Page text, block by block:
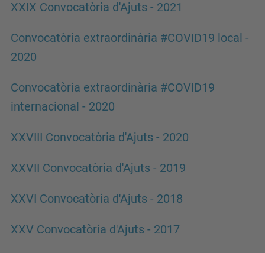
XXIX Convocatòria d'Ajuts - 2021
Convocatòria extraordinària #COVID19 local -
2020
Convocatòria extraordinària #COVID19
internacional - 2020
XXVIII Convocatòria d'Ajuts - 2020
XXVII Convocatòria d'Ajuts - 2019
XXVI Convocatòria d'Ajuts - 2018
XXV Convocatòria d'Ajuts - 2017